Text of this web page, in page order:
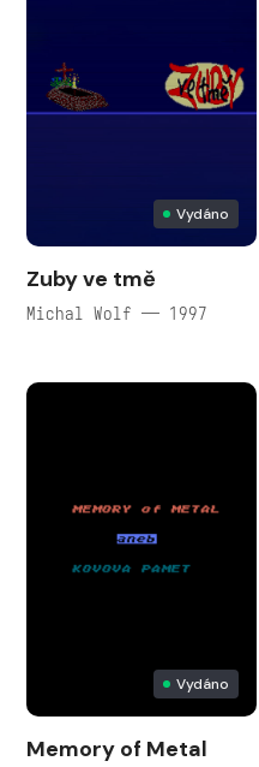
Vydáno
Zuby ve tmě
Michal Wolf — 1997
Vydáno
Memory of Metal